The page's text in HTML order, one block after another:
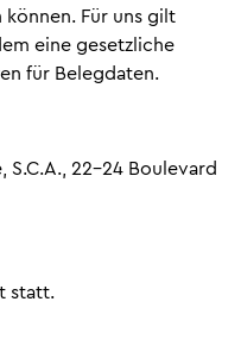
Für uns gilt
eine gesetzliche
für Belegdaten.
S.C.A., 22-24 Boulevard
statt.